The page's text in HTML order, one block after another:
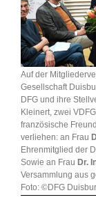
Auf der
Gesellschaft
DFG und ihre
Kleinert, zwei
französische
verliehen: an Frau
Ehrenmitglied der
Sowie an Frau Dr.
Versammlung aus
Foto: ©DFG